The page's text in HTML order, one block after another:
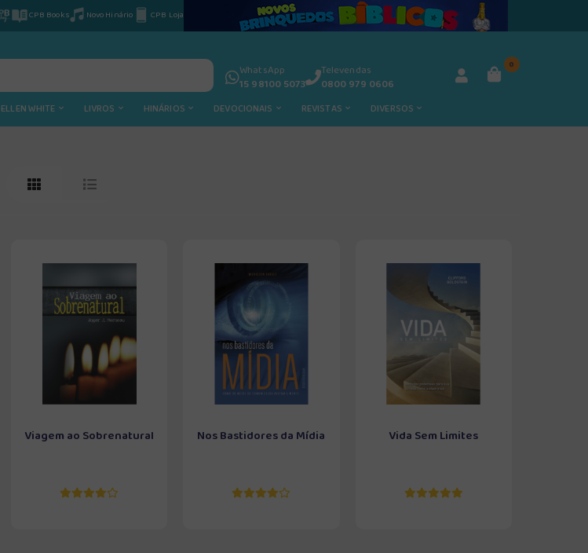
CPB Books Novo Hinário CPB Loja
WhatsApp
15 98100 5073
Televendas
0800 979 0606
0
ELLEN WHITE LIVROS HINÁRIOS DEVOCIONAIS REVISTAS DIVERSOS
Viagem ao Sobrenatural Nos Bastidores da Mídia Vida Sem Limites